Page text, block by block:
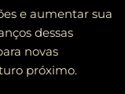
e aumentar sua
dessas
novas
próximo.